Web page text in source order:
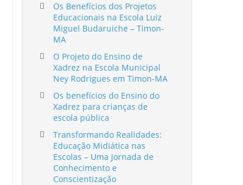
Os Benefícios dos Projetos
Educacionais na Escola Luiz
Miguel Budaruiche – Timon-
MA
O Projeto do Ensino de
Xadrez na Escola Municipal
Ney Rodrigues em Timon-MA
Os benefícios do Ensino do
Xadrez para crianças de
escola pública
Transformando Realidades:
Educação Midiática nas
Escolas – Uma Jornada de
Conhecimento e
Conscientização